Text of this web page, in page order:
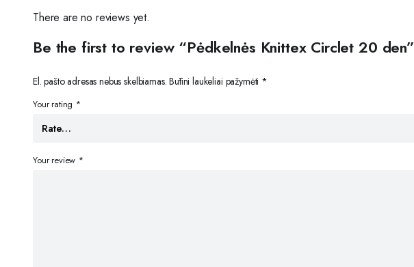
There are no reviews yet.
Be the first to review “Pėdkelnės Knittex Circlet 20 den”
El. pašto adresas nebus skelbiamas. Būtini laukeliai pažymėti *
Your rating *
Your review *